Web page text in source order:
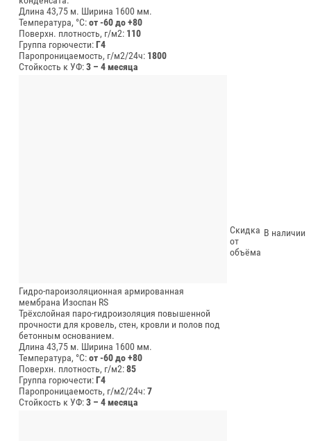
Длина 43,75 м. Ширина 1600 мм.
Температура, °C:от -60 до +80
Поверхн. плотность, г/м2: 110
Группа горючести:Г4
Паропроницаемость, г/м2/24ч: 1800
Стойкость к УФ:3 – 4 месяца
Гидро-пароизоляционная армированная
мембрана Изоспан RS
Трёхслойная паро-гидроизоляция повышенной
прочности для кровель, стен, кровли и полов под
бетонным основанием.
Длина 43,75 м. Ширина 1600 мм.
Температура, °C:от -60 до +80
Поверхн. плотность, г/м2:85
Группа горючести:Г4
Паропроницаемость, г/м2/24ч:7
Стойкость к УФ:3 – 4 месяца
Скидка
от
объёма
В наличии